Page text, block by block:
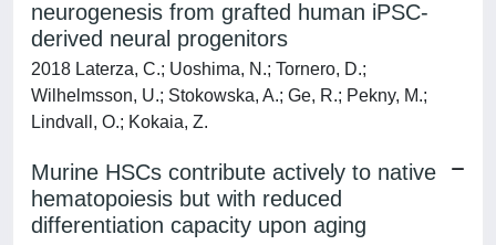
neurogenesis from grafted human iPSC-
derived neural progenitors
2018 Laterza, C.; Uoshima, N.; Tornero, D.;
Wilhelmsson, U.; Stokowska, A.; Ge, R.; Pekny, M.;
Lindvall, O.; Kokaia, Z.
Murine HSCs contribute actively to native
hematopoiesis but with reduced
differentiation capacity upon aging